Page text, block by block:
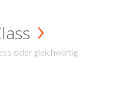
oder gleichwärtig